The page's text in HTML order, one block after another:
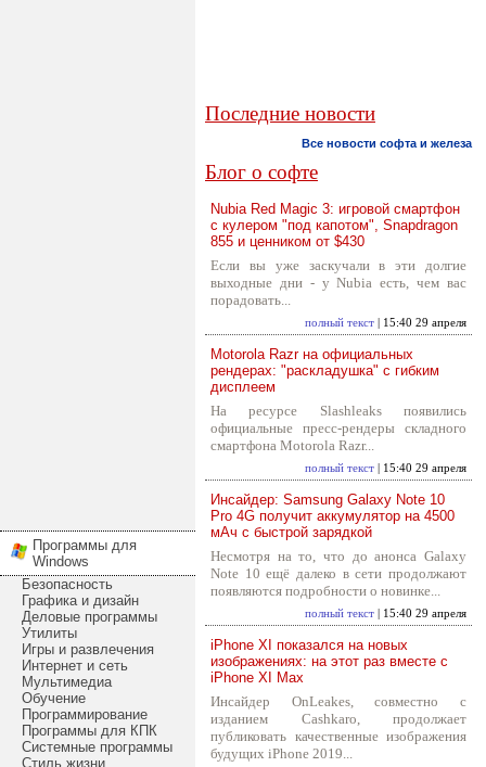
Программы для
Windows
Безопасность
Графика и дизайн
Деловые программы
Утилиты
Игры и развлечения
Интернет и сеть
Мультимедиа
Обучение
Программирование
Программы для КПК
Системные программы
Стиль жизни
Последние новости
Все новости софта и железа
Блог о софте
Nubia Red Magic 3: игровой смартфон
с кулером "под капотом", Snapdragon
855 и ценником от $430
Если вы уже заскучали в эти долгие
выходные дни - у Nubia есть, чем вас
порадовать...
полный текст | 15:40 29 апреля
Motorola Razr на официальных
рендерах: "раскладушка" с гибким
дисплеем
На ресурсе Slashleaks появились
официальные пресс-рендеры складного
смартфона Motorola Razr...
полный текст | 15:40 29 апреля
Инсайдер: Samsung Galaxy Note 10
Pro 4G получит аккумулятор на 4500
мАч с быстрой зарядкой
Несмотря на то, что до анонса Galaxy
Note 10 ещё далеко в сети продолжают
появляются подробности о новинке...
полный текст | 15:40 29 апреля
iPhone XI показался на новых
изображениях: на этот раз вместе с
iPhone XI Max
Инсайдер OnLeakes, совместно с
изданием Cashkaro, продолжает
публиковать качественные изображения
будущих iPhone 2019...